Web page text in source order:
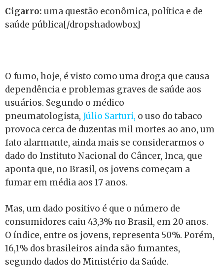
Cigarro: uma questão econômica, política e de
saúde pública[/dropshadowbox]
O fumo, hoje, é visto como uma droga que causa
dependência e problemas graves de saúde aos
usuários. Segundo o médico
pneumatologista, Júlio Sarturi, o uso do tabaco
provoca cerca de duzentas mil mortes ao ano, um
fato alarmante, ainda mais se considerarmos o
dado do Instituto Nacional do Câncer, Inca, que
aponta que, no Brasil, os jovens começam a
fumar em média aos 17 anos.
Mas, um dado positivo é que o número de
consumidores caiu 43,3% no Brasil, em 20 anos.
O índice, entre os jovens, representa 50%. Porém,
16,1% dos brasileiros ainda são fumantes,
segundo dados do Ministério da Saúde.